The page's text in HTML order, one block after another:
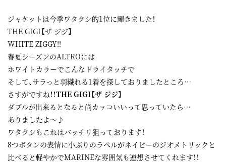
ジャケットは今季ワタクシ的1位に輝きました！
THE GIGI【ザ ジジ】
WHITE ZIGGY!!
春夏シーズンのALTROには
ホワイトカラーでこんなドライタッチで
そして、サラっと羽織れる1着を探しておりましたところ…
さすがですね！！THE GIGI【ザ ジジ】
ダブルが出来るとなると尚カッコいいって思っていたら…
ありましたよ～♪
ワタクシもこれはバッチリ狙っております！
8つボタンの表情に小ぶりのラペルがネイビーのジオメトリックと
比べると軽やかでMARINEな雰囲気も連想させてくれます！！